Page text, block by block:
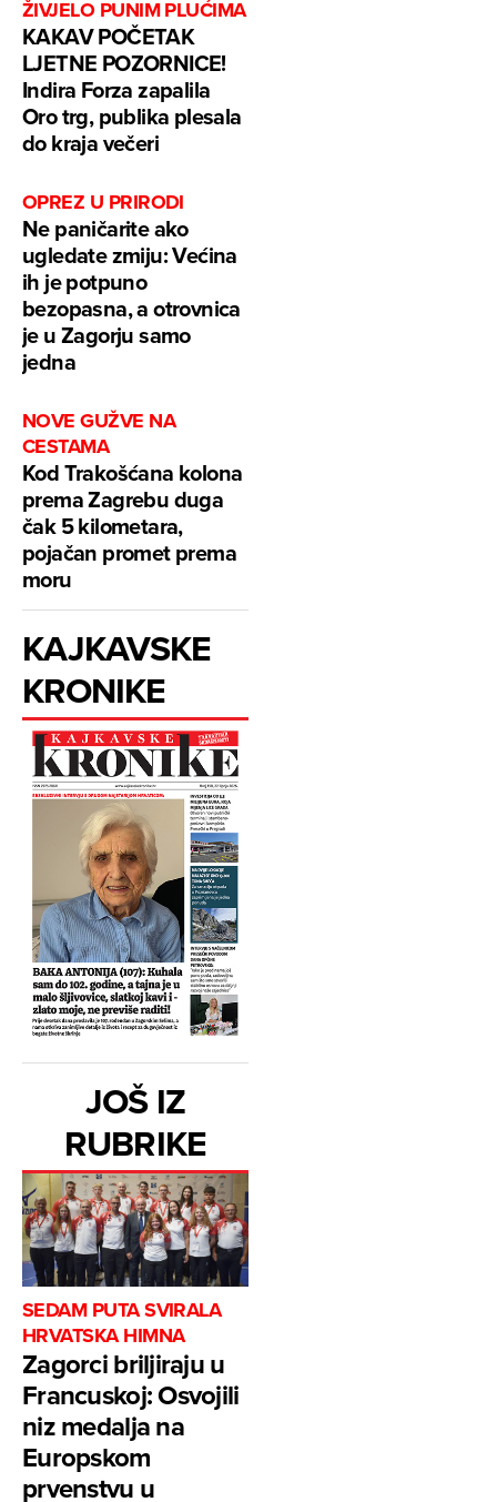
ŽIVJELO PUNIM PLUĆIMA
KAKAV POČETAK
LJETNE POZORNICE!
Indira Forza zapalila
Oro trg, publika plesala
do kraja večeri
OPREZ U PRIRODI
Ne paničarite ako
ugledate zmiju: Većina
ih je potpuno
bezopasna, a otrovnica
je u Zagorju samo
jedna
NOVE GUŽVE NA
CESTAMA
Kod Trakošćana kolona
prema Zagrebu duga
čak 5 kilometara,
pojačan promet prema
moru
KAJKAVSKE
KRONIKE
JOŠ IZ
RUBRIKE
SEDAM PUTA SVIRALA
HRVATSKA HIMNA
Zagorci briljiraju u
Francuskoj: Osvojili
niz medalja na
Europskom
prvenstvu u